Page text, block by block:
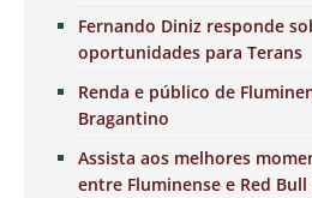
Fernando Diniz responde
oportunidades para Terans
Renda e público de
Bragantino
Assista aos melhores
entre Fluminense e Red